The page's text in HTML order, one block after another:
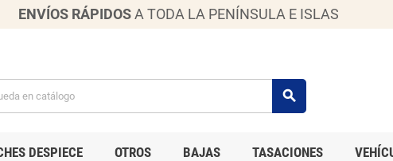
ENVÍOS RÁPIDOS A TODA LA PENÍNSULA E ISLAS
search
DESPIECE OTROS BAJAS TASACIONES